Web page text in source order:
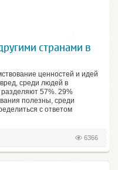
странами в
ценностей и идей
среди людей в
57%. 29%
полезны, среди
с ответом
6366